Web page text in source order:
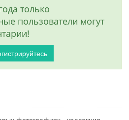
только
пользователи могут